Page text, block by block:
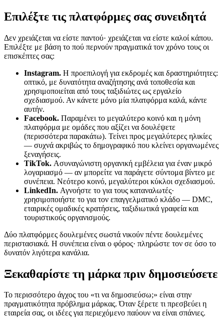
Επιλέξτε τις πλατφόρμες σας συνειδητά
Δεν χρειάζεται να είστε παντού· χρειάζεται να είστε καλοί κάπου.
Επιλέξτε με βάση το πού περνούν πραγματικά τον χρόνο τους οι
επισκέπτες σας:
Instagram. Η προεπιλογή για εκδρομές και δραστηριότητες:
οπτικό, με δυνατότητα αναζήτησης ανά τοποθεσία και
χρησιμοποιείται από τους ταξιδιώτες ως εργαλείο
σχεδιασμού. Αν κάνετε μόνο μία πλατφόρμα καλά, κάντε
αυτήν.
Facebook. Παραμένει το μεγαλύτερο κοινό και η μόνη
πλατφόρμα με ομάδες που αξίζει να δουλέψετε
(περισσότερα παρακάτω). Τείνει προς μεγαλύτερες ηλικίες
— συχνά ακριβώς το δημογραφικό που κλείνει οργανωμένες
ξεναγήσεις.
TikTok. Ασυναγώνιστη οργανική εμβέλεια για έναν μικρό
λογαριασμό — αν μπορείτε να παράγετε σύντομα βίντεο με
συνέπεια. Νεότερο κοινό, μεγαλύτεροι κύκλοι σχεδιασμού.
LinkedIn. Αγνοήστε το για τους καταναλωτές·
χρησιμοποιήστε το για τον επαγγελματικό κλάδο — DMC,
εταιρικές ομαδικές κρατήσεις, ταξιδιωτικά γραφεία και
τουριστικούς οργανισμούς.
Δύο πλατφόρμες δουλεμένες σωστά νικούν πέντε δουλεμένες
περιστασιακά. Η συνέπεια είναι ο φόρος· πληρώστε τον σε όσο το
δυνατόν λιγότερα κανάλια.
Ξεκαθαρίστε τη μάρκα πριν δημοσιεύσετε
Το περισσότερο άγχος του «τι να δημοσιεύσω;» είναι στην
πραγματικότητα πρόβλημα μάρκας. Όταν ξέρετε τι πρεσβεύει η
εταιρεία σας, οι ιδέες για περιεχόμενο παύουν να είναι σπάνιες.